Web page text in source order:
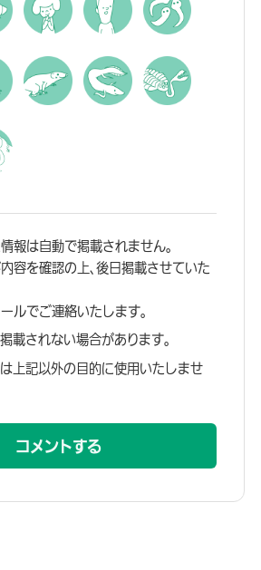
側の壁際や日陰になる場所」に保管し、蛹の
らないようにしてみてください。
光」と「温度」の両面を管理することで、自然な
もに羽化させることができると思います。
報は自動で掲載されません。
容を確認の上、後日掲載させていた
ルでご連絡いたします。
載されない場合があります。
上記以外の目的に使用いたしませ
コメントする